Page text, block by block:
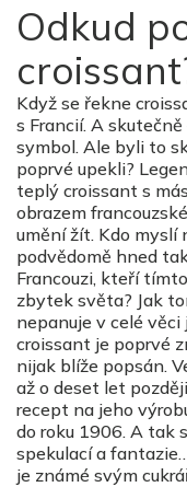
Odkud
Když se řekne
s Francií. A
symbol. Ale byli to
poprvé upekli?
teplý croissant s
obrazem
umění žít. Kdo myslí
podvědomě hned
Francouzi, kteří
zbytek světa? Jak
nepanuje v celé
croissant je poprvé
nijak blíže popsán.
až o deset let
recept na jeho
do roku 1906. A tak
spekulací a
je známé svým